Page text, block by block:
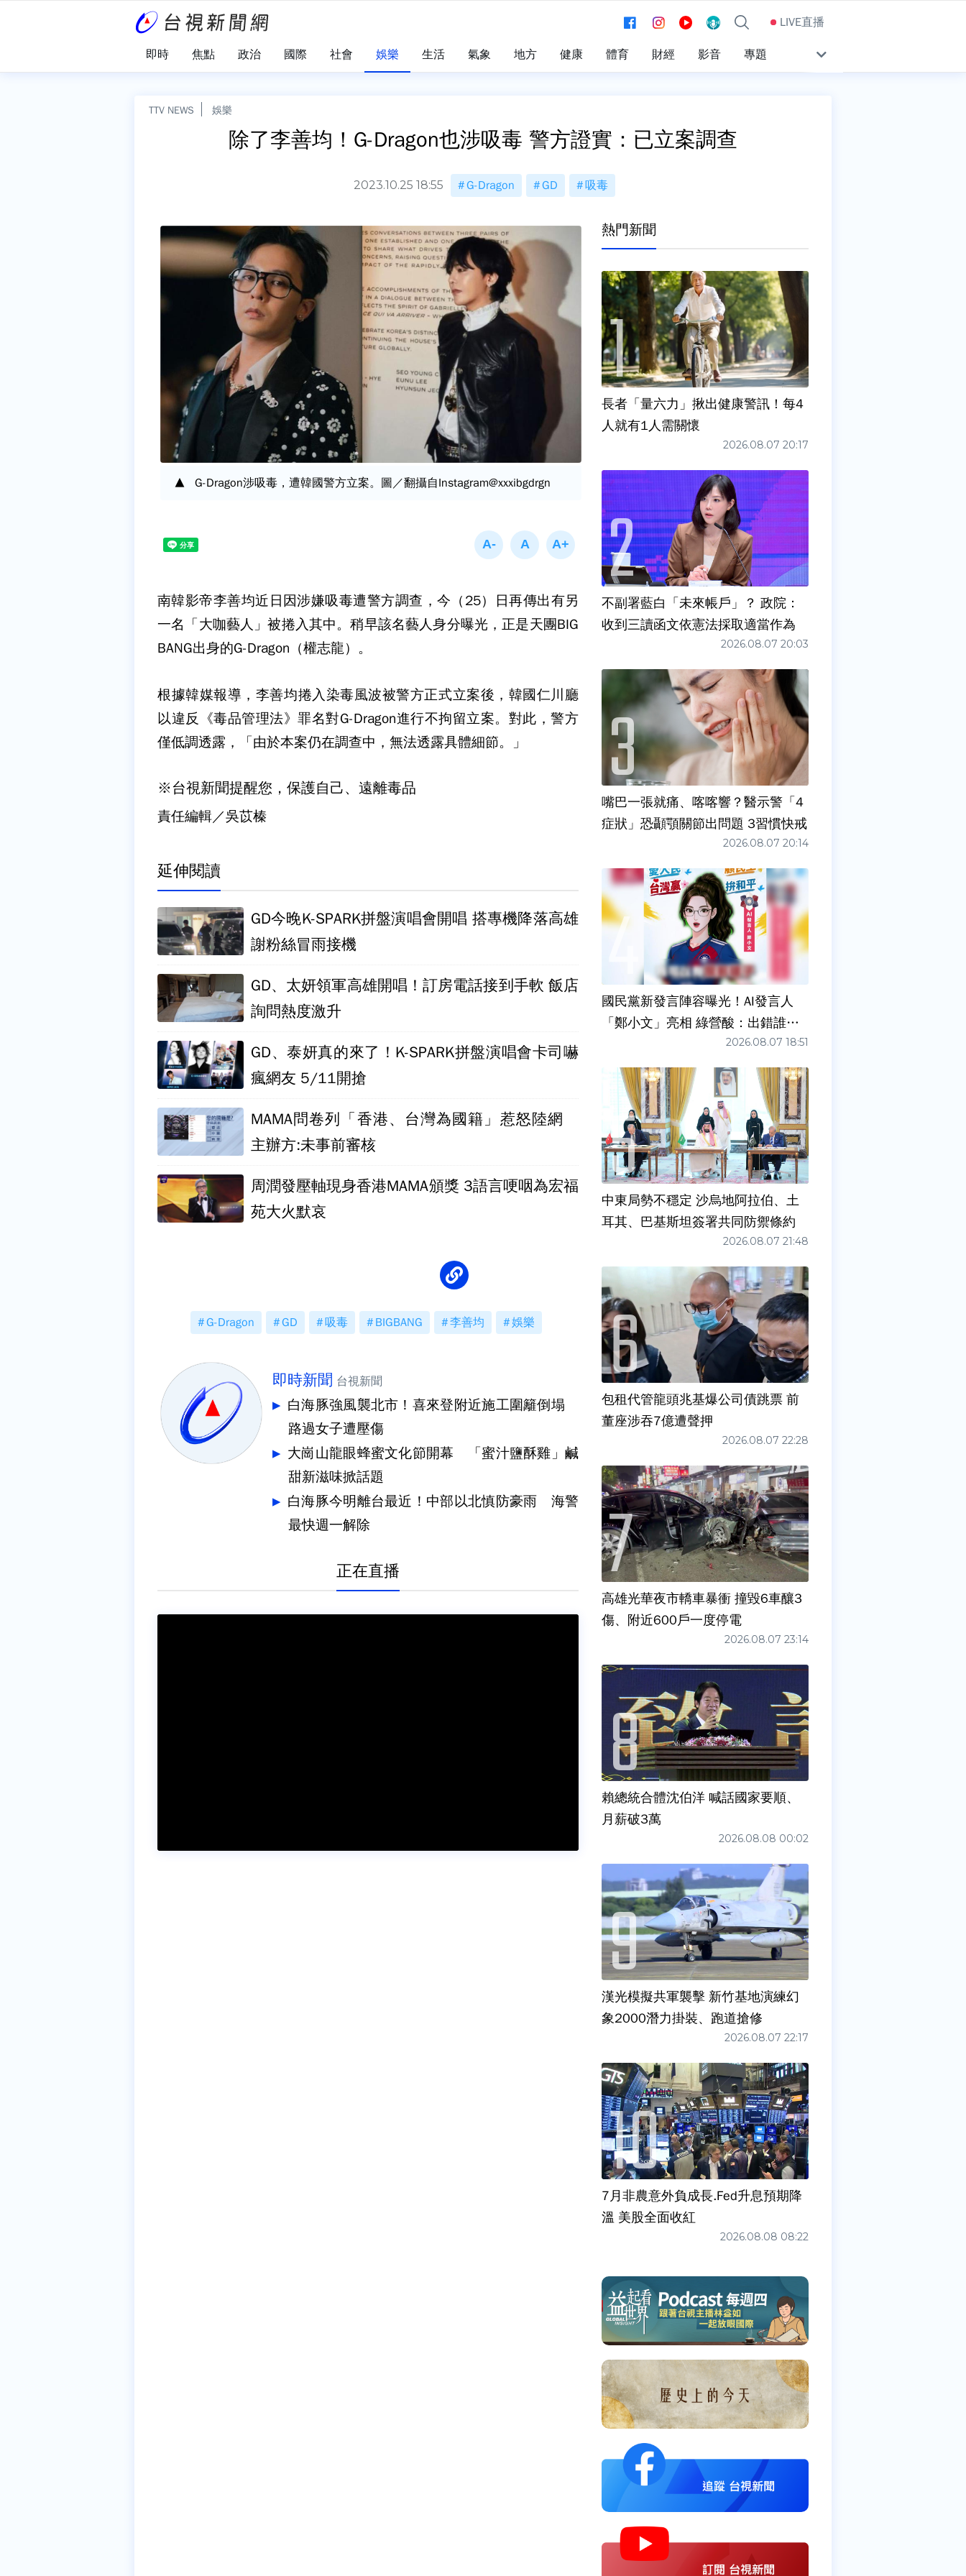
LIVE直播
即時 焦點 政治 國際 社會 娛樂 生活 氣象 地方 健康 體育 財經 影音 專題
TTV NEWS 娛樂
除了李善均！G-Dragon也涉吸毒 警方證實：已立案調查
2023.10.25 18:55 G-Dragon GD 吸毒
G-Dragon涉吸毒，遭韓國警方立案。圖／翻攝自Instagram@xxxibgdrgn
南韓影帝李善均近日因涉嫌吸毒遭警方調查，今（25）日再傳出有另
一名「大咖藝人」被捲入其中。稍早該名藝人身分曝光，正是天團BIG
BANG出身的G-Dragon（權志龍）。
根據韓媒報導，李善均捲入染毒風波被警方正式立案後，韓國仁川廳
以違反《毒品管理法》罪名對G-Dragon進行不拘留立案。對此，警方
僅低調透露，「由於本案仍在調查中，無法透露具體細節。」
※台視新聞提醒您，保護自己、遠離毒品
責任編輯／吳苡榛
延伸閱讀
GD今晚K-SPARK拼盤演唱會開唱 搭專機降落高雄
謝粉絲冒雨接機
GD、太妍領軍高雄開唱！訂房電話接到手軟 飯店
詢問熱度激升
GD、泰妍真的來了！K-SPARK拼盤演唱會卡司嚇
瘋網友 5/11開搶
MAMA問卷列「香港、台灣為國籍」惹怒陸網
主辦方:未事前審核
周潤發壓軸現身香港MAMA頒獎 3語言哽咽為宏福
苑大火默哀
G-Dragon GD 吸毒 BIGBANG 李善均 娛樂
即時新聞 台視新聞
白海豚強風襲北市！喜來登附近施工圍籬倒塌
路過女子遭壓傷
大崗山龍眼蜂蜜文化節開幕 「蜜汁鹽酥雞」鹹
甜新滋味掀話題
白海豚今明離台最近！中部以北慎防豪雨 海警
最快週一解除
正在直播
熱門新聞
長者「量六力」揪出健康警訊！每4
人就有1人需關懷
2026.08.07 20:17
不副署藍白「未來帳戶」？ 政院：
收到三讀函文依憲法採取適當作為
2026.08.07 20:03
嘴巴一張就痛、喀喀響？醫示警「4
症狀」恐顳顎關節出問題 3習慣快戒
2026.08.07 20:14
國民黨新發言陣容曝光！AI發言人
「鄭小文」亮相 綠營酸：出錯誰負
2026.08.07 18:51
中東局勢不穩定 沙烏地阿拉伯、土
耳其、巴基斯坦簽署共同防禦條約
2026.08.07 21:48
包租代管龍頭兆基爆公司債跳票 前
董座涉吞7億遭聲押
2026.08.07 22:28
高雄光華夜市轎車暴衝 撞毀6車釀3
傷、附近600戶一度停電
2026.08.07 23:14
賴總統合體沈伯洋 喊話國家要順、
月薪破3萬
2026.08.08 00:02
漢光模擬共軍襲擊 新竹基地演練幻
象2000潛力掛裝、跑道搶修
2026.08.07 22:17
7月非農意外負成長.Fed升息預期降
溫 美股全面收紅
2026.08.08 08:22